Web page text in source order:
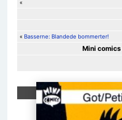
«
« Basserne: Blandede bommerter!
Mini comics